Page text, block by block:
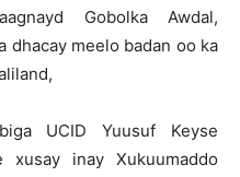
Gobolka Awdal,
dhacay meelo badan oo ka
UCID Yuusuf Keyse
xusay inay Xukuumaddo